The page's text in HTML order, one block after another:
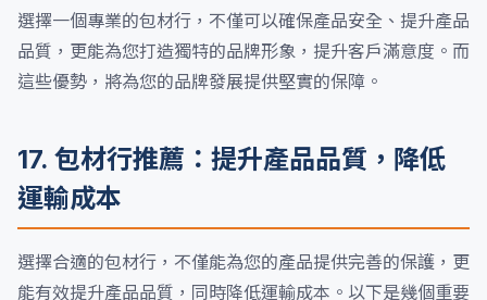
選擇一個專業的包材行，不僅可以確保產品安全、提升產品
品質，更能為您打造獨特的品牌形象，提升客戶滿意度。而
這些優勢，將為您的品牌發展提供堅實的保障。
17. 包材行推薦：提升產品品質，降低
運輸成本
選擇合適的包材行，不僅能為您的產品提供完善的保護，更
能有效提升產品品質，同時降低運輸成本。以下是幾個重要